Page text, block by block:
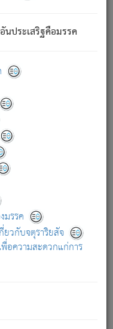
ประเสริฐคือมรรค
มรรค
วกับจตุราริยสัจ
อความสะดวกแก่การ
งข้อมูลให้ถูกต้องมากที่สุด
ที่มีการพิมพ์ครั้งล่าสุด
งข้อผิดพลาด / แนะนำ